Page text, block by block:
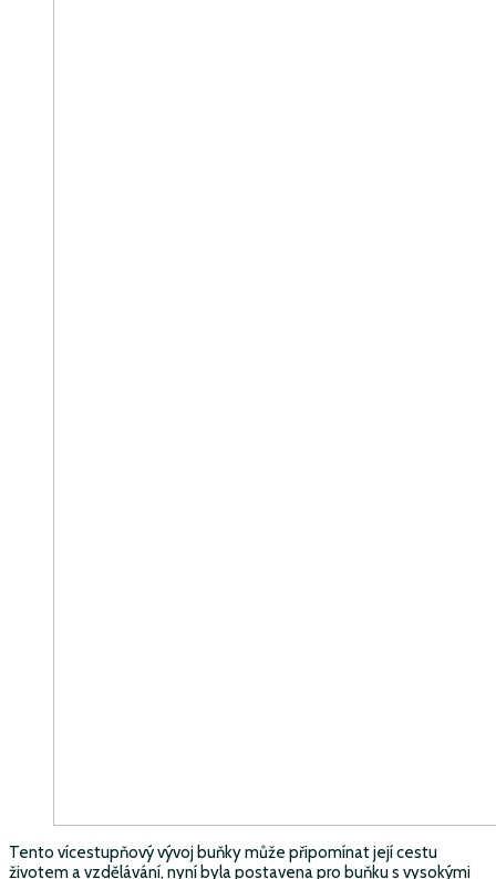
Tento vícestupňový vývoj buňky může připomínat její cestu
životem a vzdělávání, nyní byla postavena pro buňku s vysokými